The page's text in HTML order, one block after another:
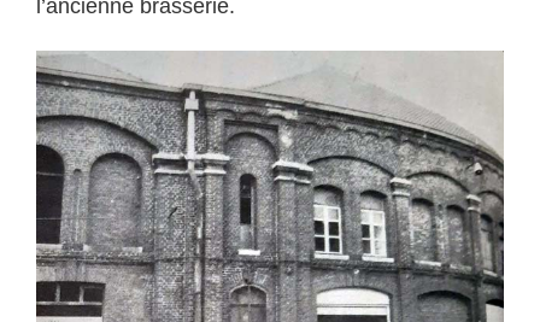
l’ancienne brasserie.